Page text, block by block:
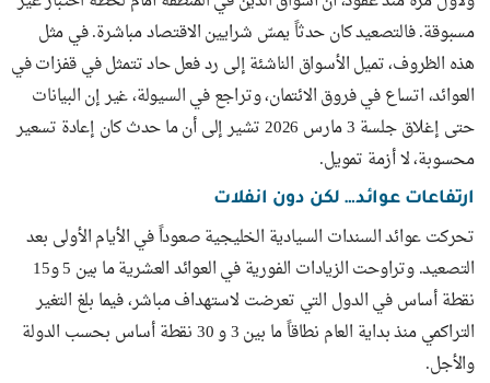
مسبوقة. فالتصعيد كان حدثاً يمسّ شرايين الاقتصاد مباشرة. في مثل
هذه الظروف، تميل الأسواق الناشئة إلى رد فعل حاد تتمثل في قفزات في
العوائد، اتساع في فروق الائتمان، وتراجع في السيولة، غير إن البيانات
حتى إغلاق جلسة 3 مارس 2026 تشير إلى أن ما حدث كان إعادة تسعير
محسوبة، لا أزمة تمويل.
ارتفاعات عوائد… لكن دون انفلات
تحركت عوائد السندات السيادية الخليجية صعوداً في الأيام الأولى بعد
التصعيد. وتراوحت الزيادات الفورية في العوائد العشرية ما بين 5 و15
نقطة أساس في الدول التي تعرضت لاستهداف مباشر، فيما بلغ التغير
التراكمي منذ بداية العام نطاقاً ما بين 3 و 30 نقطة أساس بحسب الدولة
والأجل.